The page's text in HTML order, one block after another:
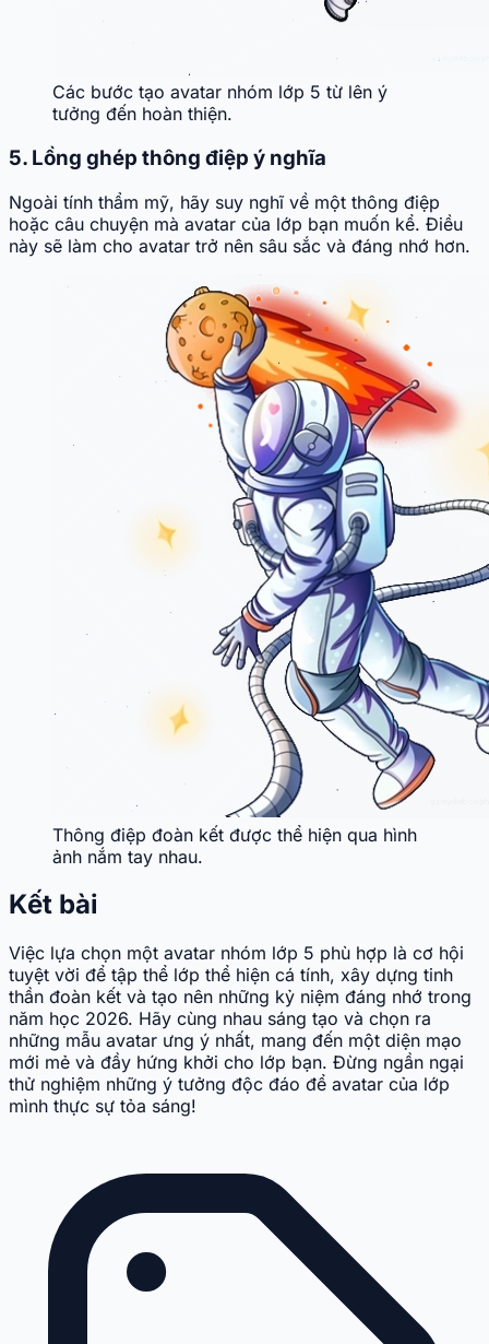
Các bước tạo avatar nhóm lớp 5 từ lên ý
tưởng đến hoàn thiện.
5. Lồng ghép thông điệp ý nghĩa
Ngoài tính thẩm mỹ, hãy suy nghĩ về một thông điệp
hoặc câu chuyện mà avatar của lớp bạn muốn kể. Điều
này sẽ làm cho avatar trở nên sâu sắc và đáng nhớ hơn.
Thông điệp đoàn kết được thể hiện qua hình
ảnh nắm tay nhau.
Kết bài
Việc lựa chọn một avatar nhóm lớp 5 phù hợp là cơ hội
tuyệt vời để tập thể lớp thể hiện cá tính, xây dựng tinh
thần đoàn kết và tạo nên những kỷ niệm đáng nhớ trong
năm học 2026. Hãy cùng nhau sáng tạo và chọn ra
những mẫu avatar ưng ý nhất, mang đến một diện mạo
mới mẻ và đầy hứng khởi cho lớp bạn. Đừng ngần ngại
thử nghiệm những ý tưởng độc đáo để avatar của lớp
mình thực sự tỏa sáng!